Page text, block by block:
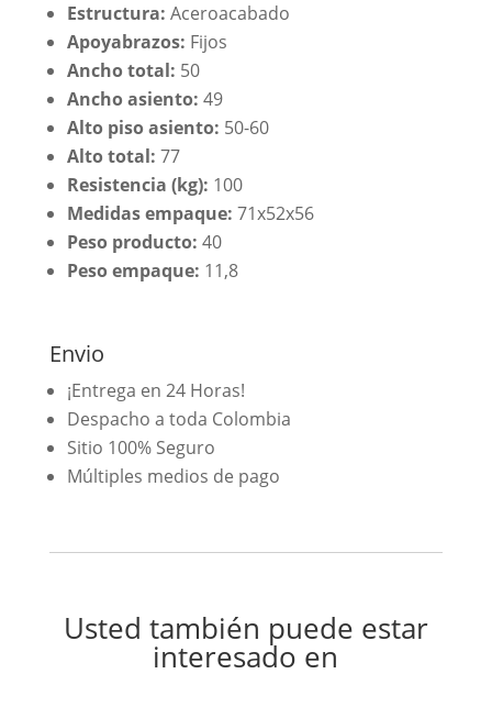
Estructura: Aceroacabado
Apoyabrazos: Fijos
Ancho total: 50
Ancho asiento: 49
Alto piso asiento: 50-60
Alto total: 77
Resistencia (kg): 100
Medidas empaque: 71x52x56
Peso producto: 40
Peso empaque: 11,8
Envio
¡Entrega en 24 Horas!
Despacho a toda Colombia
Sitio 100% Seguro
Múltiples medios de pago
Usted también puede estar
interesado en